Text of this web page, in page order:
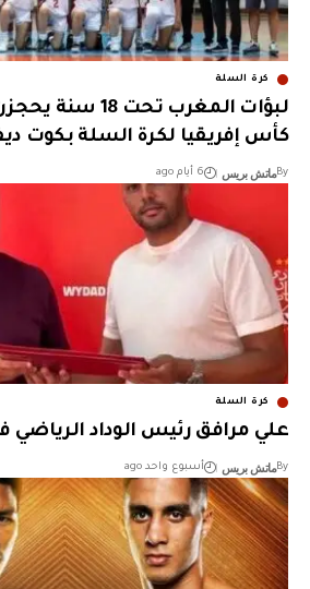
كرة السلة
لبؤات المغرب تحت
كأس إفريقيا لكرة السلة بكوت
Byماتش بريس 6 أيام ago
كرة السلة
علي مرافق رئيس الوداد الرياضي
Byماتش بريس أسبوع واحد ago